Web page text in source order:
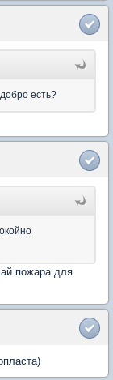
есть?
пожара для